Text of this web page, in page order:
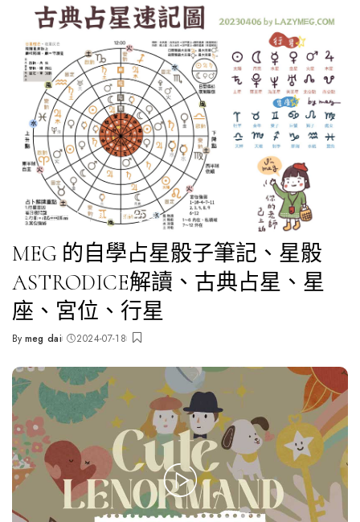
🌝占星占卜 📔筆記分享
MEG 的自學占星骰子筆記、星骰
ASTRODICE解讀、古典占星、星
座、宮位、行星
Posted
By meg dai 2024-07-18